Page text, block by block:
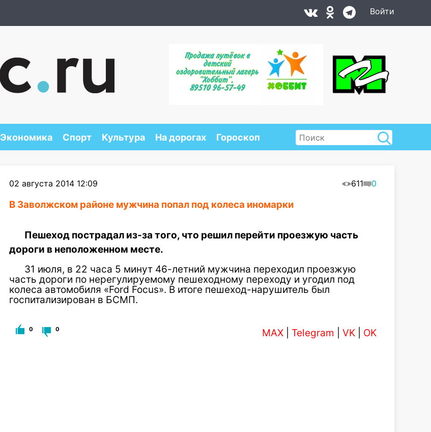
Войти
Экономика Спорт Культура На дорогах Гороскоп
02 августа 2014 12:09 611 0
В Заволжском районе мужчина попал под колеса иномарки
Пешеход пострадал из-за того, что решил перейти проезжую часть
дороги в неположенном месте.
31 июля, в 22 часа 5 минут 46-летний мужчина переходил проезжую
часть дороги по нерегулируемому пешеходному переходу и угодил под
колеса автомобиля «Ford Focus». В итоге пешеход-нарушитель был
госпитализирован в БСМП.
0 0 MAX Telegram VK OK